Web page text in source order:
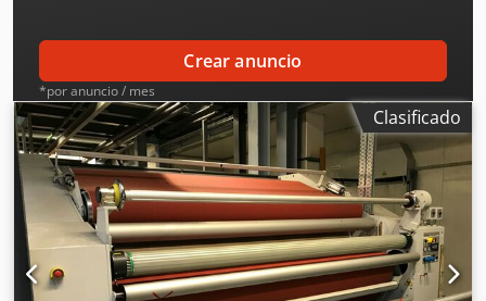
Crear anuncio
*por anuncio / mes
Clasificado